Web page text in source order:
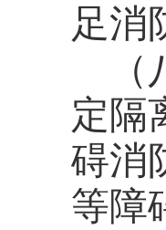
足消
定隔
碍消
等障